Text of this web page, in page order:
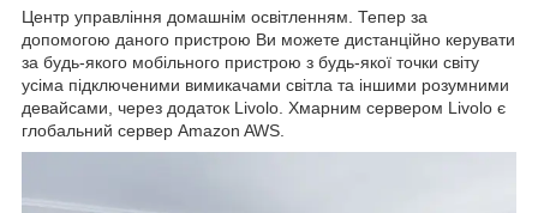
Центр управління домашнім освітленням. Тепер за
допомогою даного пристрою Ви можете дистанційно керувати
за будь-якого мобільного пристрою з будь-якої точки світу
усіма підключеними вимикачами світла та іншими розумними
девайсами, через додаток Livolo. Хмарним сервером Livolo є
глобальний сервер Amazon AWS.